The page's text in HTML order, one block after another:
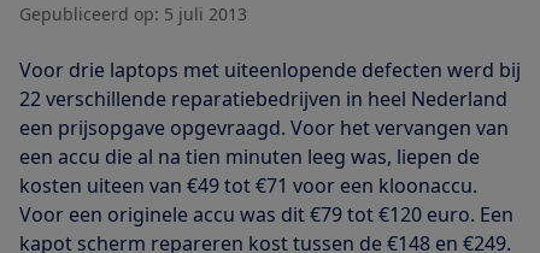
Gepubliceerd op: 5 juli 2013
Voor drie laptops met uiteenlopende defecten werd bij
22 verschillende reparatiebedrijven in heel Nederland
een prijsopgave opgevraagd. Voor het vervangen van
een accu die al na tien minuten leeg was, liepen de
kosten uiteen van €49 tot €71 voor een kloonaccu.
Voor een originele accu was dit €79 tot €120 euro. Een
kapot scherm repareren kost tussen de €148 en €249.